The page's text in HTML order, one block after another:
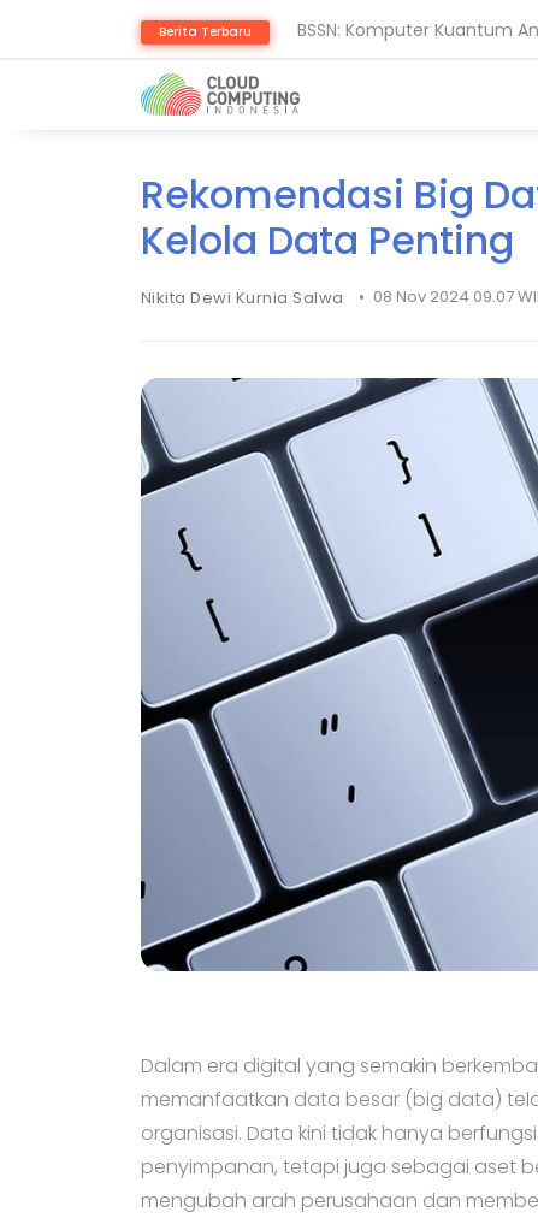
Berita Terbaru BSSN: Komputer Kuantum
Serangan Siber
Rekomendasi Big
Kelola Data Penting
Nikita Dewi Kurnia Salwa • 08 Nov 2024 09.07
Dalam era digital yang semakin
memanfaatkan data besar (big data)
organisasi. Data kini tidak hanya
penyimpanan, tetapi juga sebagai aset
mengubah arah perusahaan dan